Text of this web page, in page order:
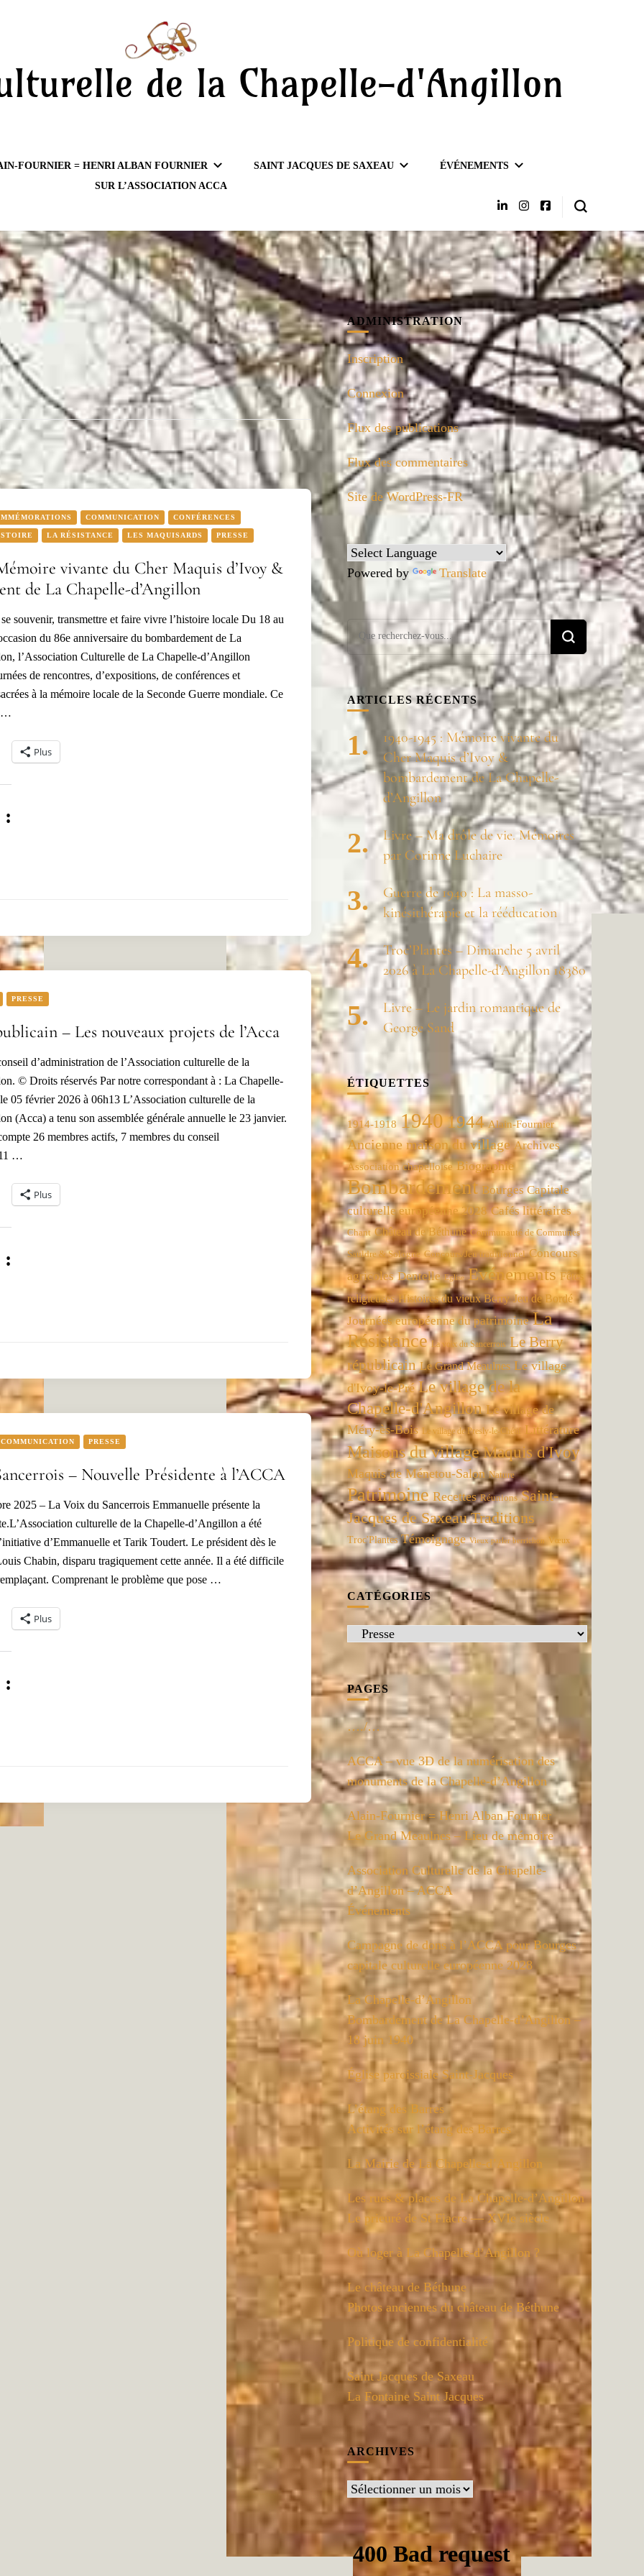
de la Chapelle-d'Angillon
FOURNIER = HENRI ALBAN FOURNIER SAINT JACQUES DE SAXEAU
ÉVÉNEMENTS
SUR L’ASSOCIATION ACCA
COMMUNICATION CONFÉRENCES
LA RÉSISTANCE LES MAQUISARDS PRESSE
vivante du Cher Maquis d’Ivoy &
de La Chapelle-d’Angillon
souvenir, transmettre et faire vivre l’histoire locale Du 18 au
du 86e anniversaire du bombardement de La
l’Association Culturelle de La Chapelle-d’Angillon
de rencontres, d’expositions, de conférences et
à la mémoire locale de la Seconde Guerre mondiale. Ce
…
Plus
:
PRESSE
– Les nouveaux projets de l’Acca
d’administration de l’Association culturelle de la
© Droits réservés Par notre correspondant à : La Chapelle-
05 février 2026 à 06h13 L’Association culturelle de la
(Acca) a tenu son assemblée générale annuelle le 23 janvier.
26 membres actifs, 7 membres du conseil
…
Plus
:
COMMUNICATION PRESSE
– Nouvelle Présidente à l’ACCA
2025 – La Voix du Sancerrois Emmanuelle présente la
culturelle de la Chapelle-d’Angillon a été
d’Emmanuelle et Tarik Toudert. Le président dès le
Chabin, disparu tragiquement cette année. Il a été difficile
Comprenant le problème que pose …
Plus
:
ADMINISTRATION
Inscription
Connexion
Flux des publications
Flux des commentaires
Site de WordPress-FR
Powered by Translate
Vous
recherchiez
quelque
chose ?
ARTICLES RÉCENTS
1940-1945 : Mémoire vivante du
Cher Maquis d’Ivoy &
bombardement de La Chapelle-
d’Angillon
Livre – Ma drôle de vie. Mémoires
par Corinne Luchaire
Guerre de 1940 : La masso-
kinésithérapie et la rééducation
Troc’Plantes – Dimanche 5 avril
2026 à La Chapelle-d’Angillon 18380
Livre – Le jardin romantique de
George Sand
ÉTIQUETTES
1914-1918 19401944 Alain-Fournier
Ancienne maison du village Archives
Association chapelloise Biographie
Bombardement Bourges Capitale
culturelle européenne 2028 Cafés littéraires
Chant Château de Béthune Communauté de Communes
Sauldre & Sologne Concours/Jeu traditionnel Concours
agricoles Dentelle Eglise Evénements Fêtes
religieuses Histoires du vieux Berry Jeu de Bordé
Journées européenne du patrimoine La
Résistance La voix du Sancerrois Le Berry
républicain Le Grand Meaulnes Le village
d'Ivoy-le-Pré Le village de la
Chapelle-d'Angillon Le village de
Méry-ès-Bois Le village de Presly-le-Chétif Littérature
Maisons du village Maquis d'Ivoy
Maquis de Ménetou-Salon Nature
Patrimoine Recettes Réunions Saint-
Jacques de Saxeau Traditions
Troc'Plantes Témoignage Vieux parler berrichon Vœux
CATÉGORIES
Catégories
PAGES
…./…
ACCA – vue 3D de la numérisation des
monuments de la Chapelle-d’Angillon
Alain-Fournier = Henri Alban Fournier
Le Grand Meaulnes – Lieu de mémoire
Association Culturelle de la Chapelle-
d’Angillon – ACCA
Événements
Campagne de dons à l’ACCA pour Bourges
capitale culturelle européenne 2028
La Chapelle-d’Angillon
Bombardement de La Chapelle-d’Angillon –
18 juin 1940
Église paroissiale Saint-Jacques
L’étang des Barres
Activités sur l’étang des Barres
La Mairie de La Chapelle-d’Angillon
Les rues & places de La Chapelle-d’Angillon
Le prieuré de St Fiacre — XVIe siècle
Où loger à La Chapelle-d’Angillon ?
Le château de Béthune
Photos anciennes du château de Béthune
Politique de confidentialité
Saint Jacques de Saxeau
La Fontaine Saint Jacques
ARCHIVES
Archives